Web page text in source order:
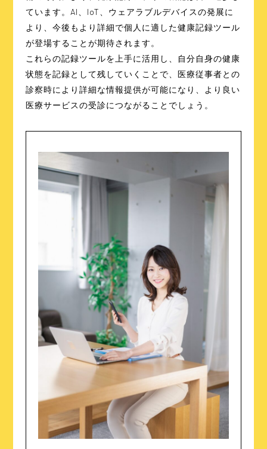
ています。AI、IoT、ウェアラブルデバイスの発展に
より、今後もより詳細で個人に適した健康記録ツール
が登場することが期待されます。
これらの記録ツールを上手に活用し、自分自身の健康
状態を記録として残していくことで、医療従事者との
診察時により詳細な情報提供が可能になり、より良い
医療サービスの受診につながることでしょう。